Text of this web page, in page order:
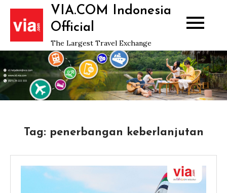
Skip
content
VIA.COM Indonesia
Official
The Largest Travel Exchange
Tag: penerbangan keberlanjutan